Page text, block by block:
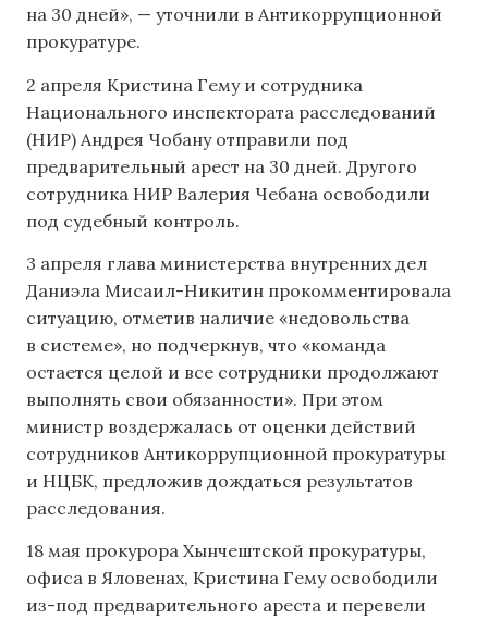
на 30 дней», — уточнили в Антикоррупционной
прокуратуре.
2 апреля Кристина Гему и сотрудника
Национального инспектората расследований
(НИР) Андрея Чобану отправили под
предварительный арест на 30 дней. Другого
сотрудника НИР Валерия Чебана освободили
под судебный контроль.
3 апреля глава министерства внутренних дел
Даниэла Мисаил-Никитин прокомментировала
ситуацию, отметив наличие «недовольства
в системе», но подчеркнув, что «команда
остается целой и все сотрудники продолжают
выполнять свои обязанности». При этом
министр воздержалась от оценки действий
сотрудников Антикоррупционной прокуратуры
и НЦБК, предложив дождаться результатов
расследования.
18 мая прокурора Хынчештской прокуратуры,
офиса в Яловенах, Кристина Гему освободили
из-под предварительного ареста и перевели